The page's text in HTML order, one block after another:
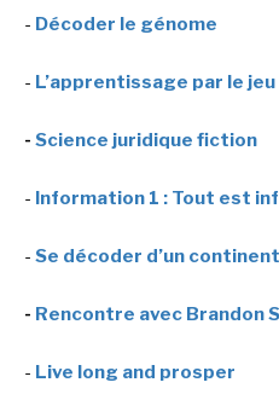
LES PARUTIONS/SORTIES
NEWSLETTER
part d'Actusf. Vous pouvez vous
désinscription.
LA RÉDACTION
CONTACT
- Décoder le génome
- L’apprentissage par le jeu
- Science juridique fiction
- Information 1 : Tout est
- Se décoder d’un
- Rencontre avec Brandon
- Live long and prosper